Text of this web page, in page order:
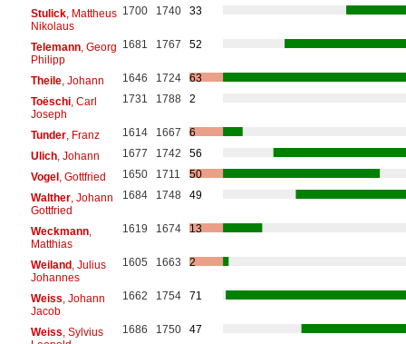
Stulick, Mattheus
Nikolaus
1700 1740 33
Telemann, Georg
Philipp
1681 1767 52
Theile, Johann 1646 1724
63
Toëschi, Carl
Joseph
1731 1788 2
Tunder, Franz 1614 1667
6
Ulich, Johann 1677 1742
56
Vogel, Gottfried 1650 1711
50
Walther, Johann
Gottfried
1684 1748 49
Weckmann,
Matthias
1619 1674 13
Weiland, Julius
Johannes
1605 1663 2
Weiss , Johann
Jacob
1662 1754 71
Weiss , Sylvius
1686 1750 47